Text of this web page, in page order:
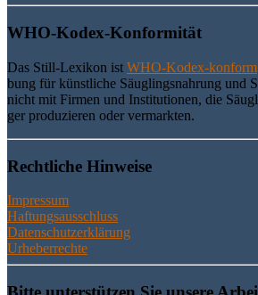
WHO-Kodex-Kon­for­mi­tät
Das Still-Lexi­kon ist WHO-Kodex-kon­form
bung für künst­li­che Säug­lings­nah­rung und
nicht mit Fir­men und Insti­tu­tio­nen, die
ger pro­du­zie­ren oder vermarkten.
Recht­li­che Hinweise
Impressum
Haftungsausschluss
Datenschutzerklärung
Urheberrechte